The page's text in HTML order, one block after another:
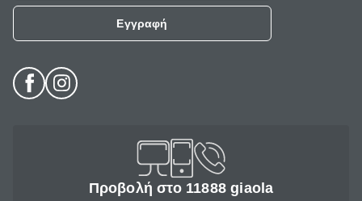
Εγγραφή
Προβολή στο 11888 giaola